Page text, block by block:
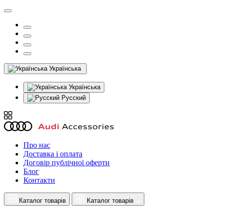
Українська
Українська
Русский
Про нас
Доставка і оплата
Договір публічної оферти
Блог
Контакти
Каталог товарів Каталог товарів